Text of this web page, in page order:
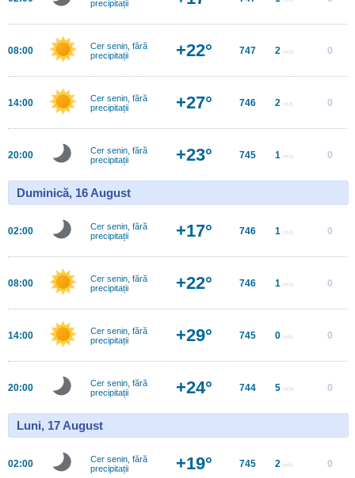
precipitații
08:00
Cer senin, fără
precipitații
+22° 747 2 m/s 0
14:00
Cer senin, fără
precipitații
+27° 746 2 m/s 0
20:00
Cer senin, fără
precipitații
+23° 745 1 m/s 0
Duminică, 16 August
02:00
Cer senin, fără
precipitații
+17° 746 1 m/s 0
08:00
Cer senin, fără
precipitații
+22° 746 1 m/s 0
14:00
Cer senin, fără
precipitații
+29° 745 0 m/s 0
20:00
Cer senin, fără
precipitații
+24° 744 5 m/s 0
Luni, 17 August
02:00
Cer senin, fără
precipitații
+19° 745 2 m/s 0